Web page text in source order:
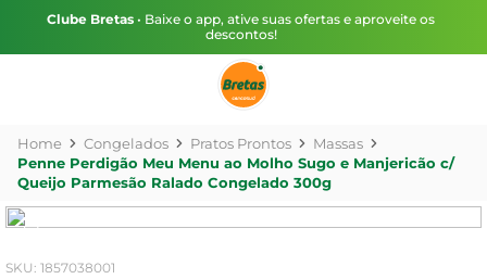
Clube Bretas • Baixe o app, ative suas ofertas e aproveite os
descontos!
Congelados Pratos Prontos
Massas
Penne Perdigão Meu Menu ao Molho Sugo e Manjericão c/
Queijo Parmesão Ralado Congelado 300g
: 1857038001